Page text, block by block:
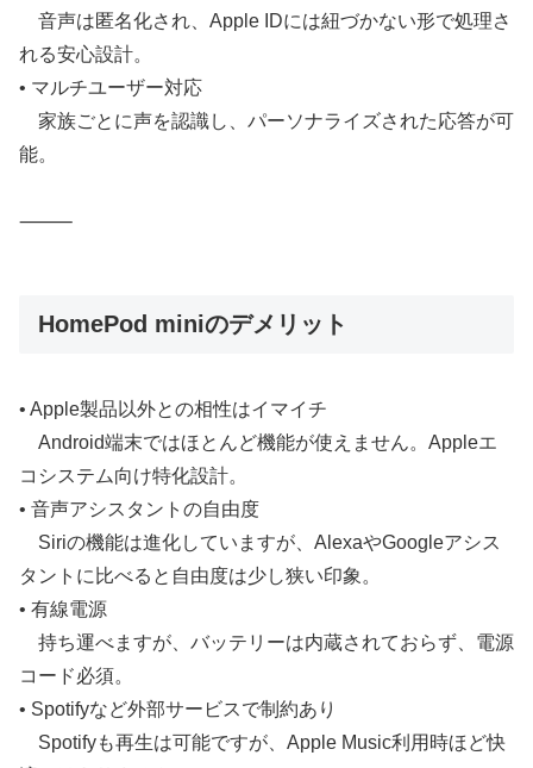
音声は匿名化され、Apple IDには紐づかない形で処理さ
れる安心設計。
• マルチユーザー対応
家族ごとに声を認識し、パーソナライズされた応答が可
能。
⸻
HomePod miniのデメリット
• Apple製品以外との相性はイマイチ
Android端末ではほとんど機能が使えません。Appleエ
コシステム向け特化設計。
• 音声アシスタントの自由度
Siriの機能は進化していますが、AlexaやGoogleアシス
タントに比べると自由度は少し狭い印象。
• 有線電源
持ち運べますが、バッテリーは内蔵されておらず、電源
コード必須。
• Spotifyなど外部サービスで制約あり
Spotifyも再生は可能ですが、Apple Music利用時ほど快